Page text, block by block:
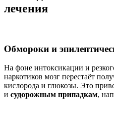
лечения
Обмороки и
На фоне интоксикации и
наркотиков мозг перестаёт
кислорода и глюкозы. Это
и судорожным припадкам,